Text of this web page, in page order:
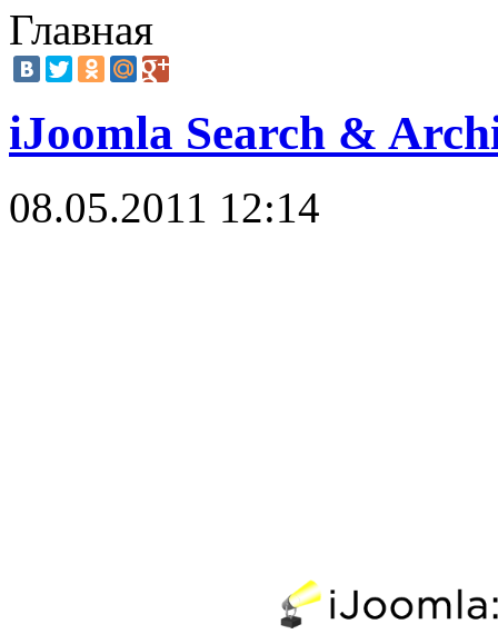
Главная
iJoomla Search &
08.05.2011 12:14